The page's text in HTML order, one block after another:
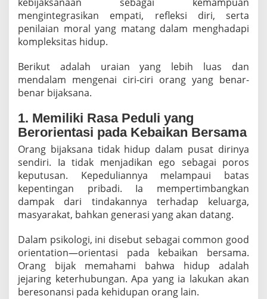
mengintegrasikan empati, refleksi diri, serta
penilaian moral yang matang dalam menghadapi
kompleksitas hidup.
Berikut adalah uraian yang lebih luas dan
mendalam mengenai ciri-ciri orang yang benar-
benar bijaksana.
1. Memiliki Rasa Peduli yang
Berorientasi pada Kebaikan Bersama
Orang bijaksana tidak hidup dalam pusat dirinya
sendiri. Ia tidak menjadikan ego sebagai poros
keputusan. Kepeduliannya melampaui batas
kepentingan pribadi. Ia mempertimbangkan
dampak dari tindakannya terhadap keluarga,
masyarakat, bahkan generasi yang akan datang.
Dalam psikologi, ini disebut sebagai common good
orientation—orientasi pada kebaikan bersama.
Orang bijak memahami bahwa hidup adalah
jejaring keterhubungan. Apa yang ia lakukan akan
beresonansi pada kehidupan orang lain.